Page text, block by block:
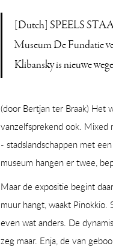
[Dutch] SPEELS
Museum De Fundatie
Klibansky is nieuwe
(door Bertjan ter Braak) Het
vanzelfsprekend ook. Mixed
- stadslandschappen met
museum hangen er twee,
Maar de expositie begint
muur hangt, waakt Pinokkio.
even wat anders. De
zeg maar. Enja, de van